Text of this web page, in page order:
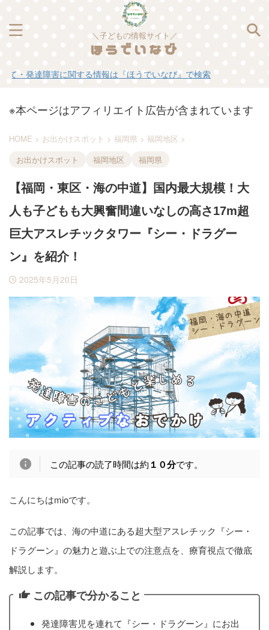
＼子どもの情報サイト／
ほうでいなび
に関する情報は『ほうでいなび』で検索
※本ページはアフィリエイト広告が含まれています
HOME > お出かけスポット > 福岡県 > 福岡地区 >
お出かけスポット
福岡地区 福岡県
【福岡・東区・海の中道】国内最大規模！大
人も子どもも大興奮間違いなしの高さ17m超
巨大アスレチックタワー『シー・ドラグー
ン』を紹介！
2025年5月20日
この記事の読了時間は約１０分です。
こんにちはmioです。
この記事では、海の中道にある超大型アスレチック『シー・
ドラグーン』の魅力と遊ぶ上での注意点を、療育視点で徹底
解説します。
この記事で分かること
発達障害児を連れて『シー・ドラグーン』にお出